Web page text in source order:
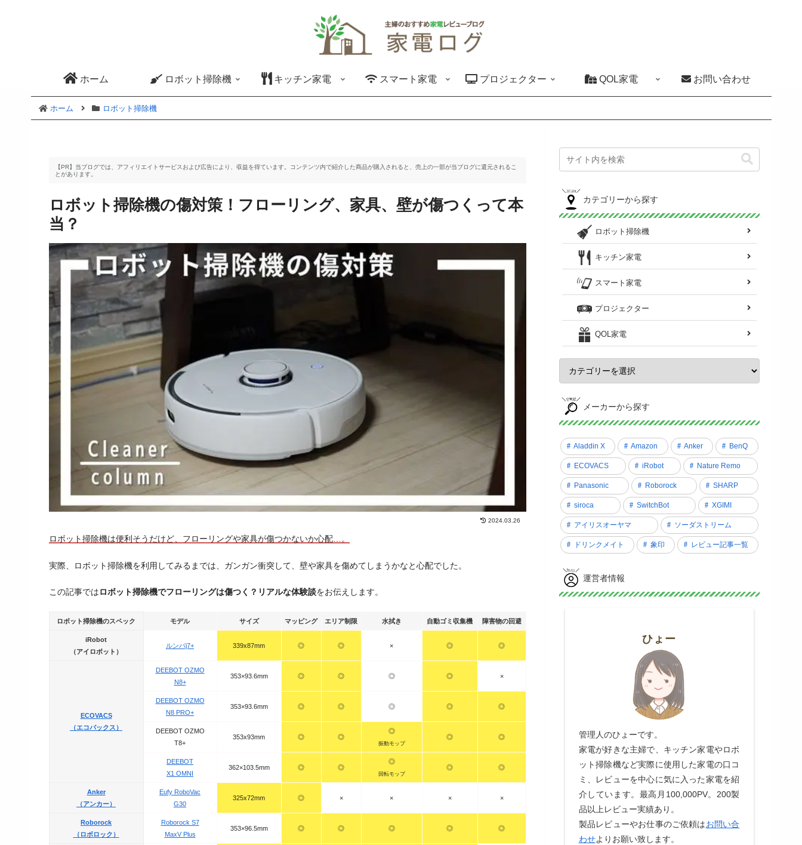
ホーム ロボット掃除機 キッチン家電 スマート家電 プロジェクター QOL家電 お問い合わせ
ホーム ロボット掃除機
【PR】当ブログでは、アフィリエイトサービスおよび広告により、収益を得ています。コンテンツ内で紹介した商品が購入されると、売上の一部が当ブログに還元されるこ
とがあります。
ロボット掃除機の傷対策！フローリング、家具、壁が傷つくって本
当？
2024.03.26
ロボット掃除機は便利そうだけど、フローリングや家具が傷つかないか心配…。
実際、ロボット掃除機を利用してみるまでは、ガンガン衝突して、壁や家具を傷めてしまうかなと心配でした。
この記事ではロボット掃除機でフローリングは傷つく？リアルな体験談をお伝えします。
ロボット掃除機のスペック モデル サイズ マッピング エリア制限 水拭き 自動ゴミ収集機 障害物の回避
iRobot
（アイロボット）
ルンバj7+ 339x87mm ◎ ◎ × ◎ ◎
ECOVACS
（エコバックス）
DEEBOT OZMO
N8+
353×93.6mm ◎ ◎ ◎ ◎ ×
DEEBOT OZMO
N8 PRO+
353×93.6mm ◎ ◎ ◎ ◎ ◎
DEEBOT OZMO
T8+
353x93mm ◎ ◎
◎
振動モップ
◎ ◎
DEEBOT
X1 OMNI
362×103.5mm ◎ ◎
◎
回転モップ
◎ ◎
Anker
（アンカー）
Eufy RoboVac
G30
325x72mm ◎ × × × ×
Roborock
（ロボロック）
Roborock S7
MaxV Plus
353×96.5mm ◎ ◎ ◎ ◎ ◎
カテゴリーから探す
ロボット掃除機
キッチン家電
スマート家電
プロジェクター
QOL家電
メーカーから探す
Aladdin X Amazon Anker BenQ
ECOVACS iRobot Nature Remo
Panasonic Roborock SHARP
siroca SwitchBot XGIMI
アイリスオーヤマ ソーダストリーム
ドリンクメイト 象印 レビュー記事一覧
運営者情報
ひょー
管理人のひょーです。
家電が好きな主婦で、キッチン家電やロボ
ット掃除機など実際に使用した家電の口コ
ミ、レビューを中心に気に入った家電を紹
介しています。最高月100,000PV。200製
品以上レビュー実績あり。
製品レビューやお仕事のご依頼はお問い合
わせよりお願い致します。